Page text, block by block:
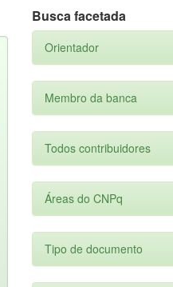
Busca facetada
Orientador
Membro da banca
Todos contribuidores
Áreas do CNPq
Tipo de documento